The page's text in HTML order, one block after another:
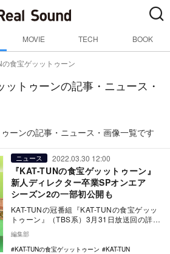
MOVIE TECH BOOK
の食宝ゲッットゥーン
ットゥーンの記事・ニュース・
ーンの記事・ニュース・画像一覧です
ニュース 2022.03.30 12:00
『KAT-TUNの食宝ゲッットゥーン』
新人ディレクター卒業SPオンエア
シーズン2の一部初公開も
KAT-TUNの冠番組『KAT-TUNの食宝ゲッッ
トゥーン』（TBS系）3月31日放送回の詳細
が発表。今回は新人ディレクターの卒…
編集部
KAT-TUNの食宝ゲッットゥーン
KAT-TUN